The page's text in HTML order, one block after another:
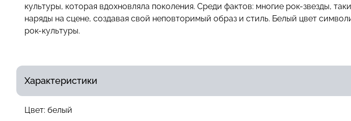
культуры, которая вдохновляла поколения. Среди фактов: многие рок-звезды,
наряды на сцене, создавая свой неповторимый образ и стиль. Белый цвет
рок-культуры.
Характеристики
Цвет: белый